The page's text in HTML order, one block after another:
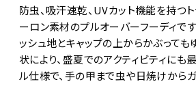
防虫、吸汗速乾、UVカット機能を持つト
ーロン素材のプルオーバーフーディで
ッシュ地とキャップの上からかぶっても
状により、盛夏でのアクティビティにも
ル仕様で、手の甲まで虫や日焼けからガ